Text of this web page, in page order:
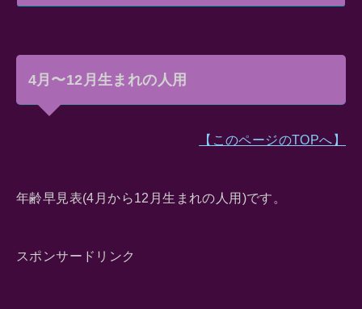
4月〜12月生まれの人用
【このページのTOPへ】
年齢早見表(4月から12月生まれの人用)です。
スポンサードリンク